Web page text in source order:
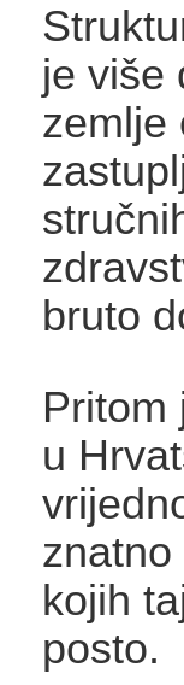
je više
zemlje
bruto
Pritom
u
kojih
posto.